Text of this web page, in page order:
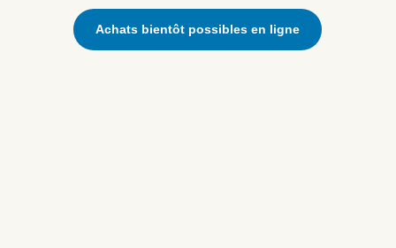
Achats bientôt possibles en ligne